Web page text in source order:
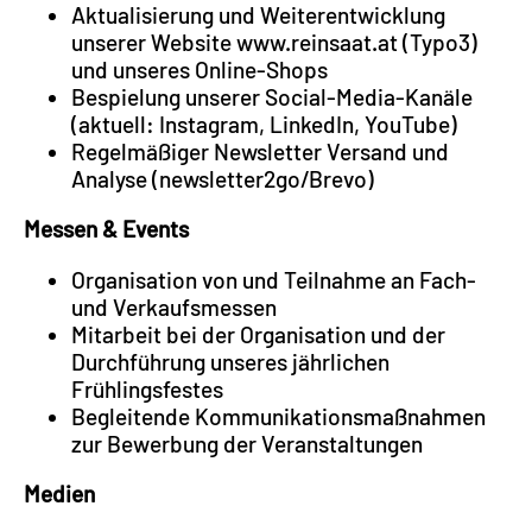
Aktualisierung und Weiterentwicklung
unserer Website www.reinsaat.at (Typo3)
und unseres Online-Shops
Bespielung unserer Social-Media-Kanäle
(aktuell: Instagram, LinkedIn, YouTube)
Regelmäßiger Newsletter Versand und
Analyse (newsletter2go/Brevo)
Messen & Events
Organisation von und Teilnahme an Fach-
und Verkaufsmessen
Mitarbeit bei der Organisation und der
Durchführung unseres jährlichen
Frühlingsfestes
Begleitende Kommunikationsmaßnahmen
zur Bewerbung der Veranstaltungen
Medien